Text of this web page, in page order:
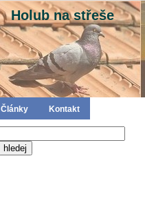
Holub na střeše
Články Kontakt